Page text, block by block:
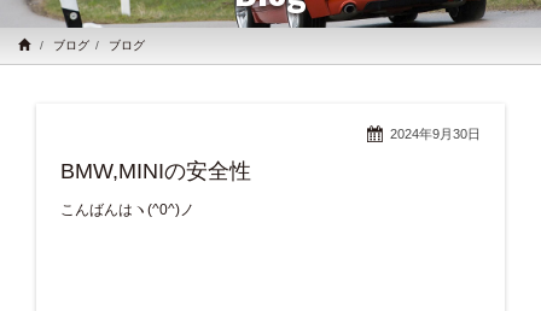
ブログ ブログ
2024年9月30日
BMW,MINIの安全性
こんばんはヽ(^0^)ノ